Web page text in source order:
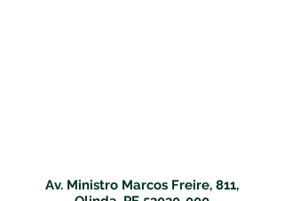
Av. Ministro Marcos Freire, 811,